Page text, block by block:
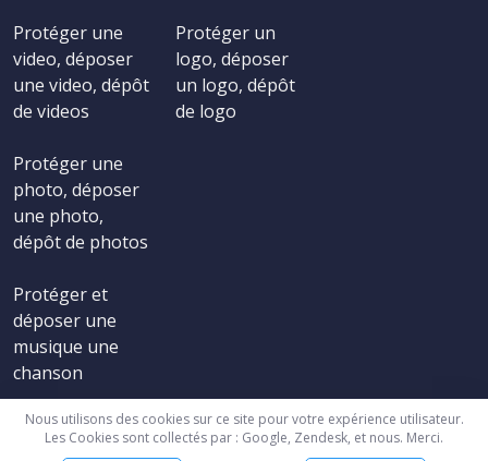
Protéger une
video, déposer
une video, dépôt
de videos
Protéger une
photo, déposer
une photo,
dépôt de photos
Protéger et
déposer une
musique une
chanson
Protéger un
logo, déposer
un logo, dépôt
de logo
Nous utilisons des cookies sur ce site pour votre expérience utilisateur.
Les Cookies sont collectés par : Google, Zendesk, et nous. Merci.